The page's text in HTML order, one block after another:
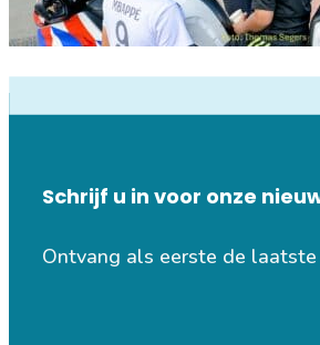
Schrijf u in voor onze
Ontvang als eerste de